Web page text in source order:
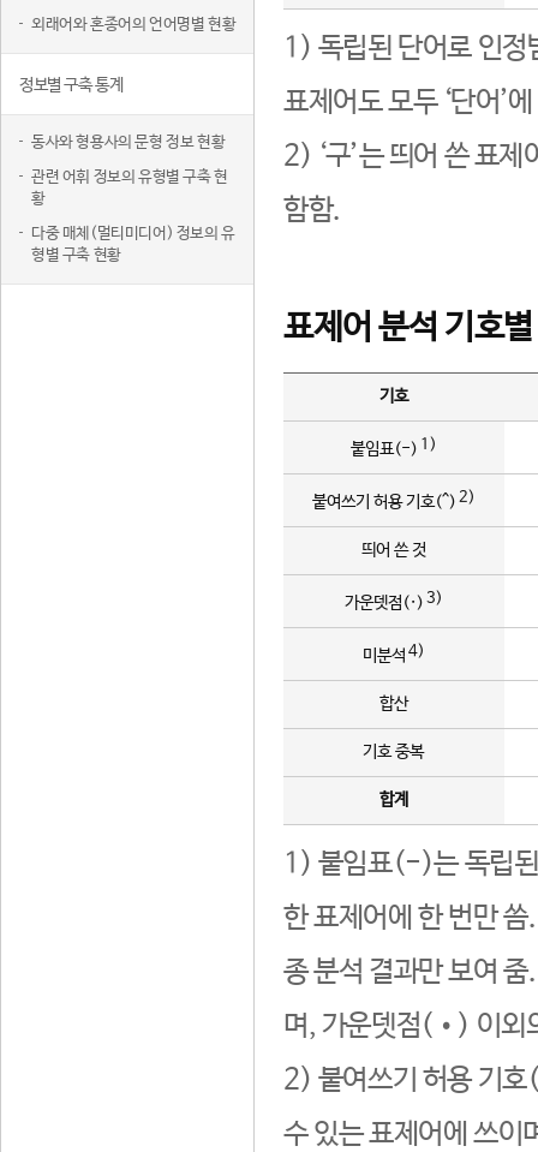
외래어와 혼종어의 언어명별 현황
정보별 구축 통계
동사와 형용사의 문형 정보 현황
관련 어휘 정보의 유형별 구축 현
황
다중 매체(멀티미디어) 정보의 유
형별 구축 현황
1) 독립된 단어로 인정
표제어도 모두 ‘단어’
2) ‘구’는 띄어 쓴 표
함함.
표제어 분석 기호
기호
붙임표(-) 1)
붙여쓰기 허용 기호(^) 2)
띄어 쓴 것
가운뎃점(·) 3)
미분석 4)
합산
기호 중복
합계
1) 붙임표(-)는 독립된
한 표제어에 한 번만
종 분석 결과만 보여
며, 가운뎃점(•) 이외
2) 붙여쓰기 허용 기호
수 있는 표제어에 쓰이